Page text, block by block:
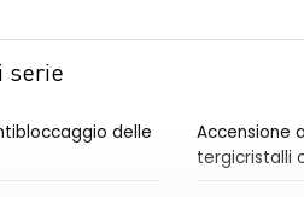
serie
delle
Accensione
tergicristalli